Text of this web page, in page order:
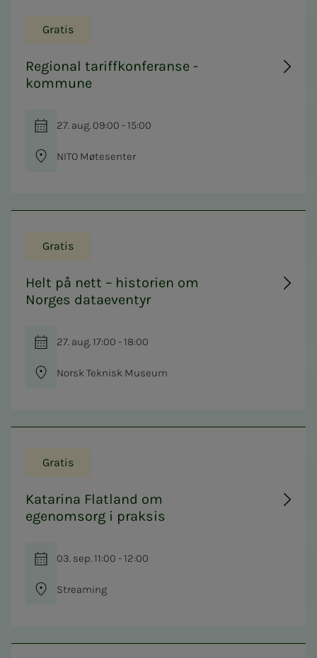
Gratis
Regional tariffkonferanse -
kommune
27. aug. 09:00 - 15:00
NITO Møtesenter
Gratis
Helt på nett – historien om
Norges dataeventyr
27. aug. 17:00 - 18:00
Norsk Teknisk Museum
Gratis
Katarina Flatland om
egenomsorg i praksis
03. sep. 11:00 - 12:00
Streaming